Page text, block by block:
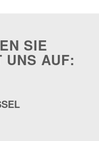
SIE
UNS AUF: